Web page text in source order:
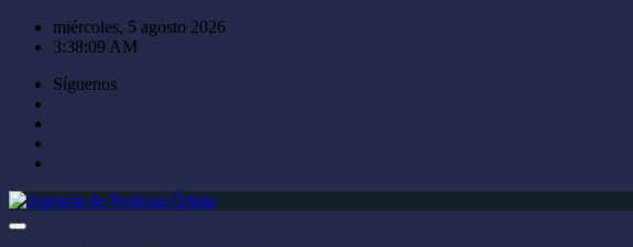
Saltar
miércoles, 5 agosto 2026
3:38:10 AM
Síguenos